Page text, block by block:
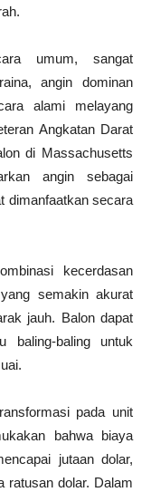
umum, sangat
angin dominan
alami melayang
Angkatan Darat
di Massachusetts
angin sebagai
dimanfaatkan secara
kecerdasan
semakin akurat
jauh. Balon dapat
baling-baling untuk
pada unit
bahwa biaya
jutaan dolar,
ratusan dolar. Dalam